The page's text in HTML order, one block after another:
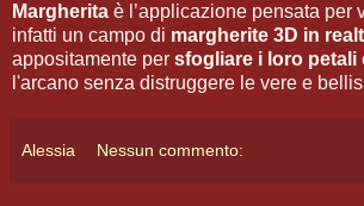
Margherita è l’applicazione pensata per
infatti un campo di margherite 3D in
appositamente per sfogliare i loro petali
l'arcano senza distruggere le vere e
Alessia Nessun commento: